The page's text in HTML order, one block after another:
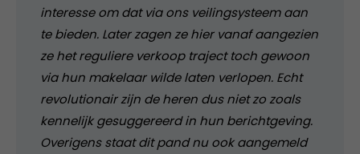
interesse om dat via ons veilingsysteem aan
te bieden. Later zagen ze hier vanaf aangezien
ze het reguliere verkoop traject toch gewoon
via hun makelaar wilde laten verlopen. Echt
revolutionair zijn de heren dus niet zo zoals
kennelijk gesuggereerd in hun berichtgeving.
Overigens staat dit pand nu ook aangemeld